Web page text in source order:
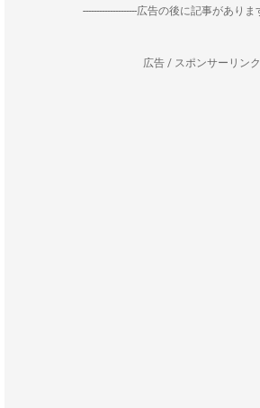
--------------------広告の後に記事がありま
広告 / スポンサーリンク